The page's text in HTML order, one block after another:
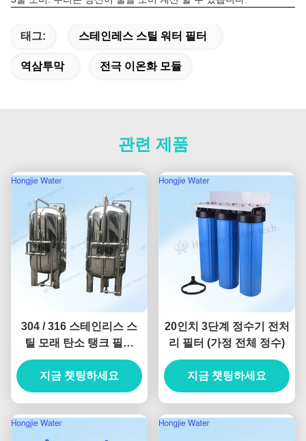
태그: 스테인레스 스틸 워터 필터
역삼투막 전극 이온화 모듈
관련 제품
304 / 316 스테인리스 스
틸 모래 탄소 탱크 필터
60m3/H 정수 처리 장비
부속품
지금 챗팅하세요
20인치 3단계 정수기 전처
리 필터 (가정 전체 정수)
지금 챗팅하세요